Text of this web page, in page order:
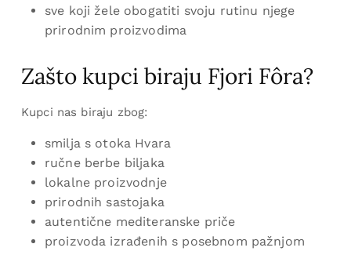
sve koji žele obogatiti svoju rutinu njege
prirodnim proizvodima
Zašto kupci biraju Fjori Fôra?
Kupci nas biraju zbog:
smilja s otoka Hvara
ručne berbe biljaka
lokalne proizvodnje
prirodnih sastojaka
autentične mediteranske priče
proizvoda izrađenih s posebnom pažnjom